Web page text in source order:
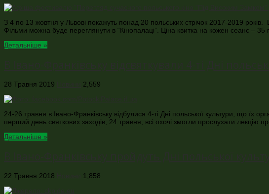
З 4 по 13 жовтня у Львові покажуть понад 20 польських стрічок 2017-2019
Фільми можна буде переглянути в “Кінопалаці”. Ціна квитка на кожен сеанс –
Детальніше »
28 Травня 2019 2,559
24-26 травня в Івано-Франківську відбулися 4-ті Дні польської культури, що їх
перший день святкових заходів, 24 травня, всі охочі змогли прослухати лекцію
Детальніше »
22 Травня 2018 1,858